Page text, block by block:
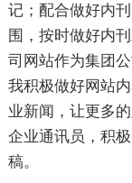
记；配合做好内
围，按时做好内
司网站作为集团
我积极做好网站
业新闻，让更多
企业通讯员，积
稿。